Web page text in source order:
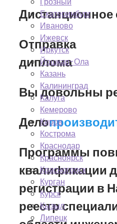
Екатеринбург
Иваново
Ижевск
Иркутск
Йошкар-Ола
Казань
Калининград
Калуга
Кемерово
Киров
Кострома
Краснодар
Красноярск
Красногорск
Курган
Курск
Кызыл
Липецк
Дистанционное
Отправка
диплома
Вы довольны
Дело
Программы
квалификации
регистрации в
реестр